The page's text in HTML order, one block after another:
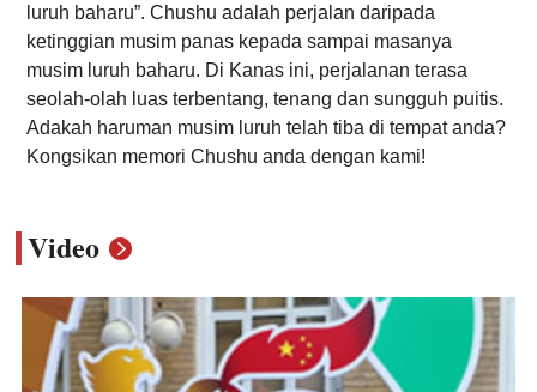
luruh baharu”. Chushu adalah perjalan daripada
ketinggian musim panas kepada sampai masanya
musim luruh baharu. Di Kanas ini, perjalanan terasa
seolah-olah luas terbentang, tenang dan sungguh puitis.
Adakah haruman musim luruh telah tiba di tempat anda?
Kongsikan memori Chushu anda dengan kami!
Video